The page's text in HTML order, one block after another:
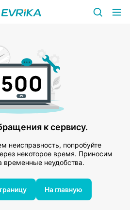
к сервису.
неисправность, попробуйте
некоторое время. Приносим
временные неудобства.
На главную